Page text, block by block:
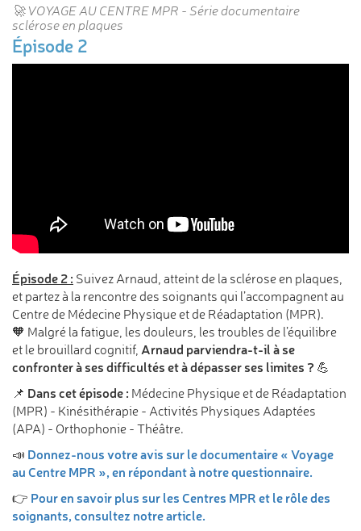
🚀 VOYAGE AU CENTRE MPR - Série documentaire
sclérose en plaques
Épisode 2
Épisode 2 : Suivez Arnaud, atteint de la sclérose en plaques,
et partez à la rencontre des soignants qui l’accompagnent au
Centre de Médecine Physique et de Réadaptation (MPR).
🧡 Malgré la fatigue, les douleurs, les troubles de l’équilibre
et le brouillard cognitif, Arnaud parviendra-t-il à se
confronter à ses difficultés et à dépasser ses limites ? 💪
📌 Dans cet épisode : Médecine Physique et de Réadaptation
(MPR) - Kinésithérapie - Activités Physiques Adaptées
(APA) - Orthophonie - Théâtre.
📣 Donnez-nous votre avis sur le documentaire « Voyage
au Centre MPR », en répondant à notre questionnaire.
👉 Pour en savoir plus sur les Centres MPR et le rôle des
soignants, consultez notre article.